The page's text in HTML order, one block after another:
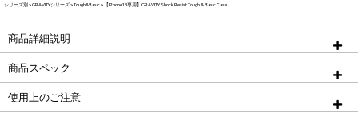
シリーズ別 GRAVITYシリーズ Tough&Basic 【iPhone13専用】GRAVITY Shock Resist Tough & Basic Case.
商品詳細説明
商品スペック
使用上のご注意